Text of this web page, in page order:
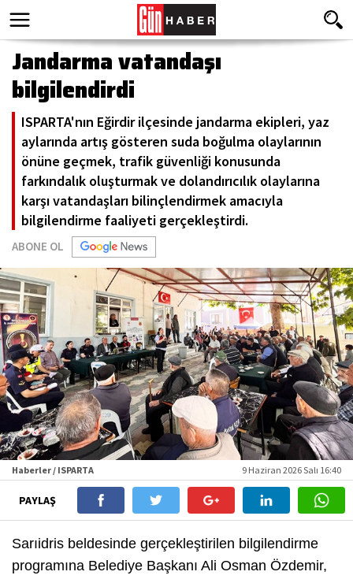
Jandarma vatandaşı
bilgilendirdi
ISPARTA'nın Eğirdir ilçesinde jandarma ekipleri, yaz
aylarında artış gösteren suda boğulma olaylarının
önüne geçmek, trafik güvenliği konusunda
farkındalık oluşturmak ve dolandırıcılık olaylarına
karşı vatandaşları bilinçlendirmek amacıyla
bilgilendirme faaliyeti gerçekleştirdi.
ABONE OL
Haberler / ISPARTA 9 Haziran 2026 Salı 16:40
PAYLAŞ
Sarıidris beldesinde gerçekleştirilen bilgilendirme
programına Belediye Başkanı Ali Osman Özdemir,